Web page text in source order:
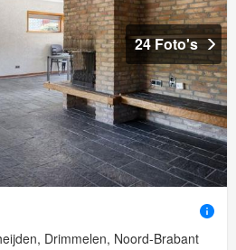
24 Foto's
Drimmelen, Noord-Brabant